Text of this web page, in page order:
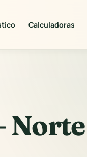
Calculadoras